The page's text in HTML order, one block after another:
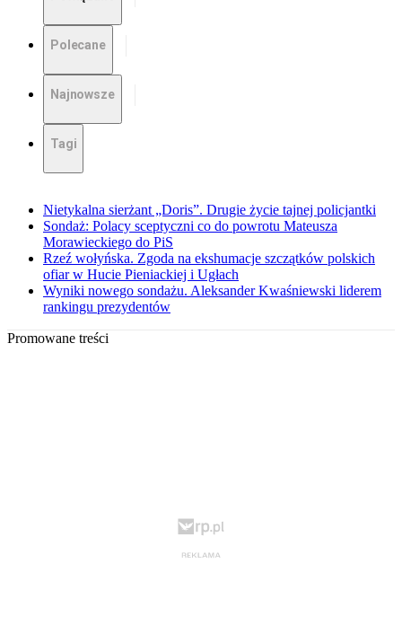
Polecane
Najnowsze
Tagi
Nietykalna sierżant „Doris”. Drugie życie tajnej policjantki
Sondaż: Polacy sceptyczni co do powrotu Mateusza
Morawieckiego do PiS
Rzeź wołyńska. Zgoda na ekshumacje szczątków polskich
ofiar w Hucie Pieniackiej i Ugłach
Wyniki nowego sondażu. Aleksander Kwaśniewski liderem
rankingu prezydentów
Promowane treści